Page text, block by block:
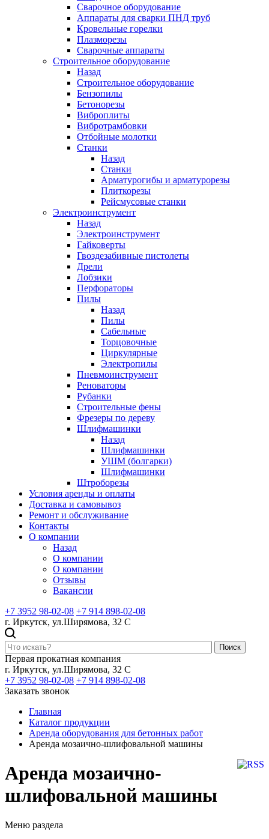
Сварочное оборудование
Аппараты для сварки ПНД труб
Кровельные горелки
Плазморезы
Сварочные аппараты
Строительное оборудование
Назад
Строительное оборудование
Бензопилы
Бетонорезы
Виброплиты
Вибротрамбовки
Отбойные молотки
Станки
Назад
Станки
Арматурогибы и арматурорезы
Плиткорезы
Рейсмусовые станки
Электроинструмент
Назад
Электроинструмент
Гайковерты
Гвоздезабивные пистолеты
Дрели
Лобзики
Перфораторы
Пилы
Назад
Пилы
Сабельные
Торцовочные
Циркулярные
Электропилы
Пневмоинструмент
Реноваторы
Рубанки
Строительные фены
Фрезеры по дереву
Шлифмашинки
Назад
Шлифмашинки
УШМ (болгарки)
Шлифмашинки
Штроборезы
Условия аренды и оплаты
Доставка и самовывоз
Ремонт и обслуживание
Контакты
О компании
Назад
О компании
О компании
Отзывы
Вакансии
+7 3952 98-02-08 +7 914 898-02-08
г. Иркутск, ул.Ширямова, 32 С
Поиск
Первая прокатная компания
г. Иркутск, ул.Ширямова, 32 С
+7 3952 98-02-08 +7 914 898-02-08
Заказать звонок
Главная
Каталог продукции
Аренда оборудования для бетонных работ
Аренда мозаично-шлифовальной машины
Аренда мозаично-
шлифовальной машины
Меню раздела